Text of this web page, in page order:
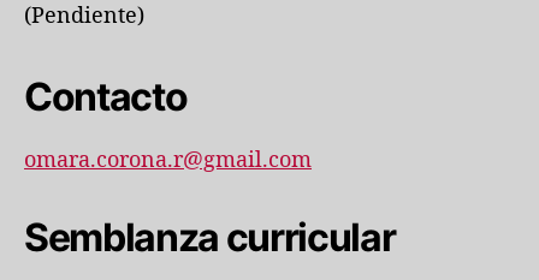
(Pendiente)
Contacto
omara.corona.r@gmail.com
Semblanza curricular